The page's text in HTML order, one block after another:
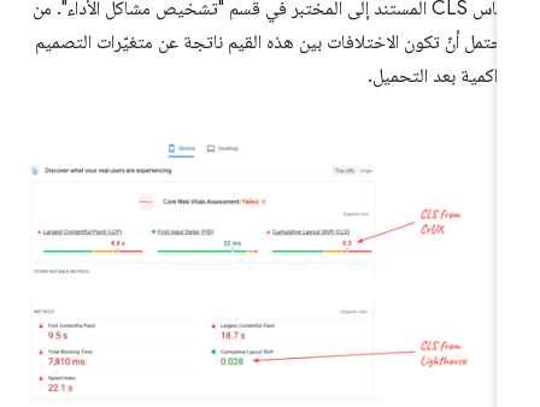
مقياس CLS المستند إلى المختبر في قسم "تشخيص مشاكل الأداء". من
أنّ تكون الاختلافات بين هذه القيم ناتجة عن متغيّرات التصميم
بعد التحميل.